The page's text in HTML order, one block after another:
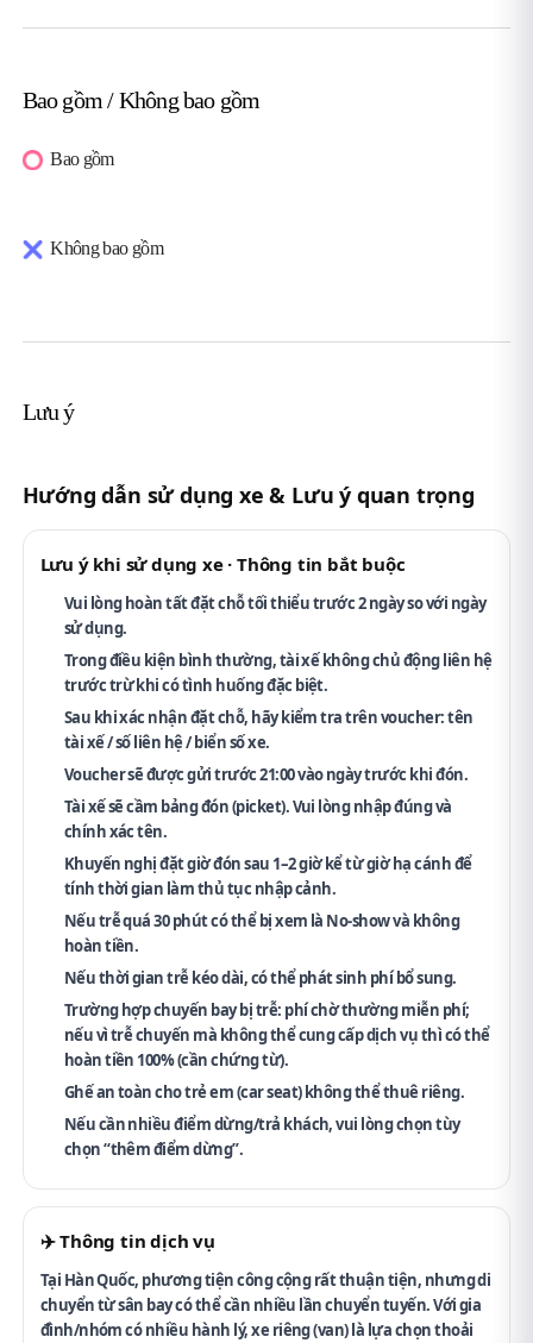
Bao gồm / Không bao gồm
Bao gồm
Không bao gồm
Lưu ý
Hướng dẫn sử dụng xe & Lưu ý quan trọng
Lưu ý khi sử dụng xe · Thông tin bắt buộc
Vui lòng hoàn tất đặt chỗ tối thiểutrước 2 ngàyso với ngày
sử dụng.
Trong điều kiện bình thường, tài xếkhông chủ động liên hệ
trướctrừ khi có tình huống đặc biệt.
Sau khi xác nhận đặt chỗ, hãy kiểm tra trên voucher:tên
tài xế / số liên hệ / biển số xe.
Voucher sẽ được gửitrước 21:00vào ngày trước khi đón.
Tài xế sẽ cầm bảng đón (picket). Vui lòng nhậpđúng và
chính xác tên.
Khuyến nghị đặt giờ đónsau 1–2 giờkể từ giờ hạ cánh để
tính thời gian làm thủ tục nhập cảnh.
Nếutrễ quá 30 phútcó thể bị xem là No-show và không
hoàn tiền.
Nếu thời gian trễ kéo dài, có thể phát sinh phí bổ sung.
Trường hợp chuyến bay bị trễ: phí chờ thườngmiễn phí;
nếu vì trễ chuyến mà không thể cung cấp dịch vụ thì có thể
hoàn tiền 100%(cần chứng từ).
Ghế an toàn cho trẻ em (car seat)không thể thuê riêng.
Nếu cần nhiều điểm dừng/trả khách, vui lòng chọntùy
chọn “thêm điểm dừng”.
✈️ Thông tin dịch vụ
Tại Hàn Quốc, phương tiện công cộng rất thuận tiện, nhưng di
chuyển từ sân bay có thể cần nhiều lần chuyển tuyến. Với gia
đình/nhóm có nhiều hành lý,xe riêng (van)là lựa chọn thoải